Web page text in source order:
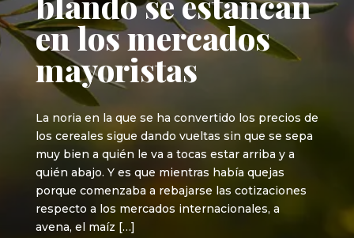
en los mercados
mayoristas
La noria en la que se ha convertido los precios de
los cereales sigue dando vueltas sin que se sepa
muy bien a quién le va a tocas estar arriba y a
quién abajo. Y es que mientras había quejas
porque comenzaba a rebajarse las cotizaciones
respecto a los mercados internacionales, a
avena, el maíz […]